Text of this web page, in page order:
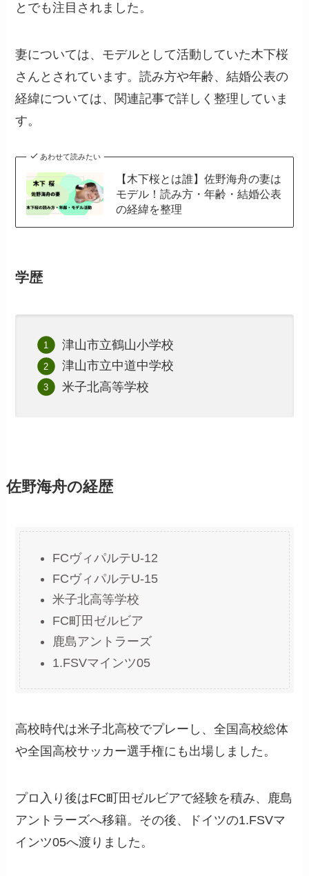
とでも注目されました。
妻については、モデルとして活動していた木下桜
さんとされています。読み方や年齢、結婚公表の
経緯については、関連記事で詳しく整理していま
す。
あわせて読みたい
【木下桜とは誰】佐野海舟の妻は
モデル！読み方・年齢・結婚公表
の経緯を整理
学歴
津山市立鶴山小学校
津山市立中道中学校
米子北高等学校
佐野海舟の経歴
FCヴィパルテU-12
FCヴィパルテU-15
米子北高等学校
FC町田ゼルビア
鹿島アントラーズ
1.FSVマインツ05
高校時代は米子北高校でプレーし、全国高校総体
や全国高校サッカー選手権にも出場しました。
プロ入り後はFC町田ゼルビアで経験を積み、鹿島
アントラーズへ移籍。その後、ドイツの1.FSVマ
インツ05へ渡りました。